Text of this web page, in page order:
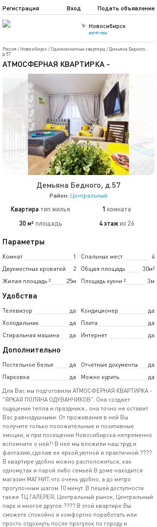
Новосибирск
другой город
Подать объявление
Регистрация Вход
Россия / Новосибирск/ Однокомнатные квартиры / Демьяна Бедного,
д.57
АТМОСФЕРНАЯ КВАРТИРКА -
Демьяна Бедного, д.57
Район: Центральный
Квартира тип жилья 1 комната
30 м² площадь 4 этаж из 26
Параметры
Комнат 1 Спальных мест
4
Двухместных кроватей
2 Общая площадь
30м²
Жилая площадь
25м
² Площадь кухни 3м
²
Удобства
Телевизор да Кондиционер
да
Холодильник
да Плита
да
Стиральная машина
да Интернет да
Дополнительно
Постельное белье да Отчетные документы
да
Парковка
да Можно курить
да
Для Вас мы подготовили АТМОСФЕРНАЯ КВАРТИРКА -
"ЯРКАЯ ПОЛЯНА ОДУВАНЧИКОВ". Она создает
ощущение тепла и праздника., она точно не оставит
Вас равнодушными. От проживания в ней Вы
получите только положительные и позитивные
эмоции, и при посещении Новосибирска непременно
вспомните о ней!! В нее мы вложили наш труд и
фантазию,сделав ее яркой,уютной и практичной.????
В квартире удобно можно расположиться, как
одному,так и парой либо семьей.В доме находится
магазин МАГНИТ,что очень удобно, а до метро
прогулочным шагом 10 минут. В пешей доступности
также ТЦ ГАЛЕРЕЯ, Центральный рынок, Центральный
парк и многое другое.???? В этой квартире Вы
сможете спокойно и комфортно поработать или
просто отдохнуть после прогулок по городу и